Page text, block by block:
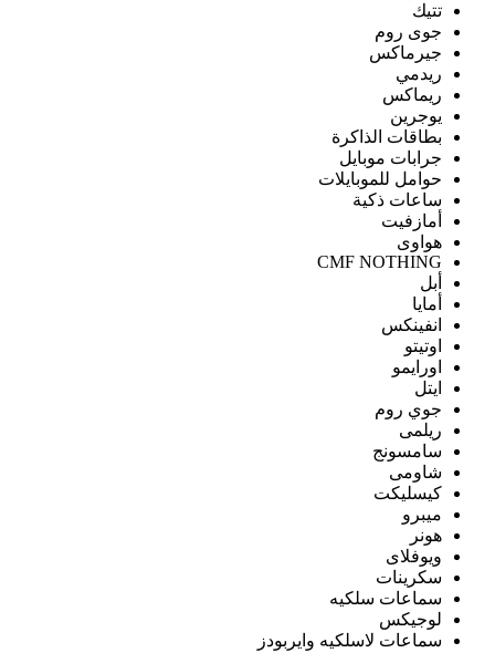
تتيك
جوى روم
جيرماكس
ريدمي
ريماكس
يوجرين
بطاقات الذاكرة
جرابات موبايل
حوامل للموبايلات
ساعات ذكية
أمازفيت
هواوى
CMF NOTHING
أبل
أمايا
انفينكس
اوتيتو
اورايمو
ايتل
جوي روم
ريلمى
سامسونج
شاومى
كيسليكت
ميبرو
هونر
ويوفلاى
سكرينات
سماعات سلكيه
لوجيكس
سماعات لاسلكيه وايربودز